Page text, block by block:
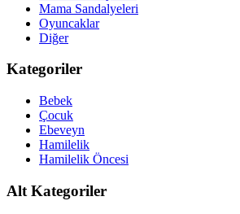
Mama Sandalyeleri
Oyuncaklar
Diğer
Kategoriler
Bebek
Çocuk
Ebeveyn
Hamilelik
Hamilelik Öncesi
Alt Kategoriler